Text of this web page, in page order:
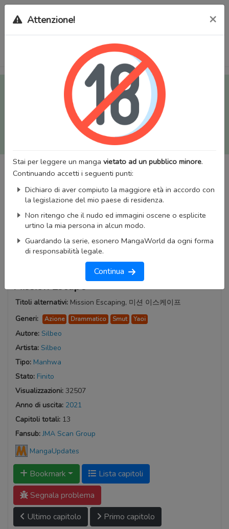
Tutti i Doujinshi e Manga per adulti (+18) sono stati trasferiti
sul nostro nuovo sito (
mangaworldadult.net
); invece, per i
Manga classici, puoi utilizzare
MangaWorld
Potrai effettuare illogincon il tuo account di MangaWorld
tutti i dati sono condivisi tra i due siti,
perderai alcun dato, inclusi bookmarks e premium
Attenzione! ×
Stai per leggere un manga vietato ad un pubblico minore.
Continuando accetti i seguenti punti:
Dichiaro di aver compiuto la maggiore età in accordo con
la legislazione del mio paese di residenza.
Non ritengo che il nudo ed immagini oscene o esplicite
urtino la mia persona in alcun modo.
Guardando la serie, esonero MangaWorld da ogni forma
di responsabilità legale.
Continua
Mission Escape
Titoli alternativi: Mission Escaping, 미션 이스케이프
Generi:
Azione Drammatico Smut Yaoi
Autore: Silbeo
Artista: Silbeo
Tipo: Manhwa
Stato: Finito
Visualizzazioni: 32507
Anno di uscita: 2021
Capitoli totali: 13
Fansub:JMA Scan Group
MangaUpdates
Bookmark
Lista capitoli
Segnala problema
Ultimo capitolo
Primo capitolo